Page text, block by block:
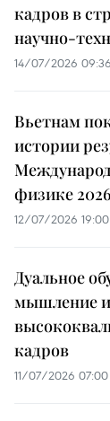
кадров в
научно-
14/07/2026 09:36
Вьетнам
истории
физике
12/07/2026 19:00
Дуальное
мышление
кадров
11/07/2026 07:00